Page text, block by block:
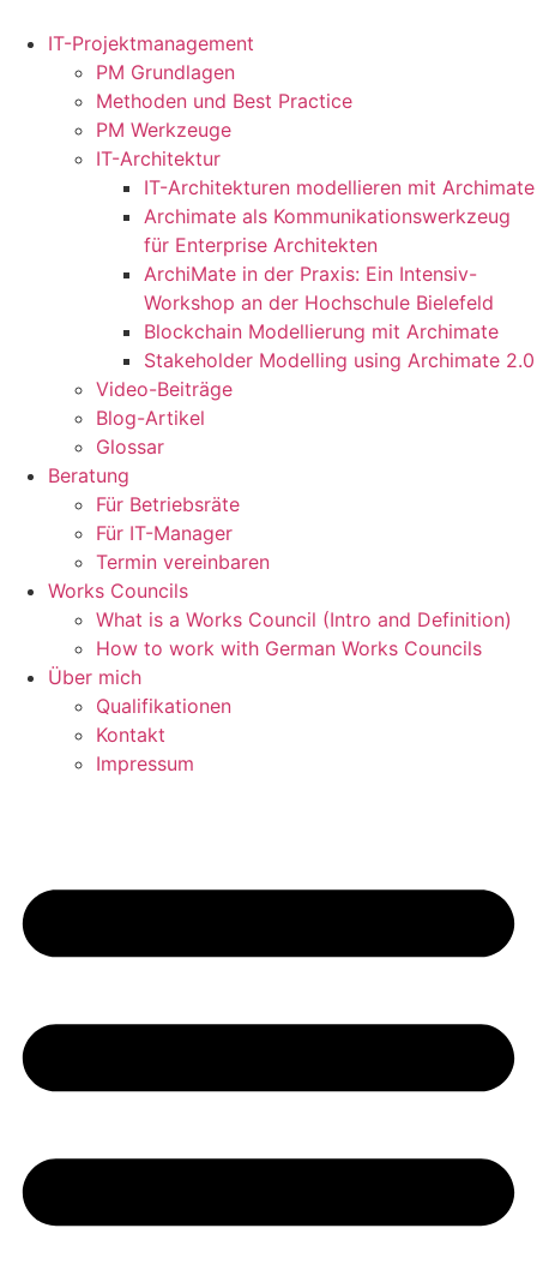
Inhalt
springen
IT-Projektmanagement
PM Grundlagen
Methoden und Best Practice
PM Werkzeuge
IT-Architektur
IT-Architekturen modellieren mit Archimate
Archimate als Kommunikationswerkzeug
für Enterprise Architekten
ArchiMate in der Praxis: Ein Intensiv-
Workshop an der Hochschule Bielefeld
Blockchain Modellierung mit Archimate
Stakeholder Modelling using Archimate 2.0
Video-Beiträge
Blog-Artikel
Glossar
Beratung
Für Betriebsräte
Für IT-Manager
Termin vereinbaren
Works Councils
What is a Works Council (Intro and Definition)
How to work with German Works Councils
Über mich
Qualifikationen
Kontakt
Impressum